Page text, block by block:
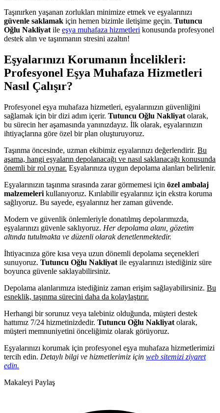
Taşınırken yaşanan zorlukları minimize etmek ve eşyalarınızı
güvenle saklamak için hemen bizimle iletişime geçin. Tutuncu
Oğlu Nakliyat ile eşya muhafaza hizmetleri konusunda profesyonel
destek alın ve taşınmanın stresini azaltın!
Eşyalarınızı Korumanın İncelikleri:
Profesyonel Eşya Muhafaza Hizmetleri
Nasıl Çalışır?
Profesyonel eşya muhafaza hizmetleri, eşyalarınızın güvenliğini
sağlamak için bir dizi adım içerir. Tutuncu Oğlu Nakliyat olarak,
bu sürecin her aşamasında yanınızdayız. İlk olarak, eşyalarınızın
ihtiyaçlarına göre özel bir plan oluşturuyoruz.
Taşınma öncesinde, uzman ekibimiz eşyalarınızı değerlendirir. Bu
aşama, hangi eşyaların depolanacağı ve nasıl saklanacağı konusunda
önemli bir rol oynar. Eşyalarınıza uygun depolama alanları belirlenir.
Eşyalarınızın taşınma sırasında zarar görmemesi için özel ambalaj
malzemeleri kullanıyoruz. Kırılabilir eşyalarınız için ekstra koruma
sağlıyoruz. Bu sayede, eşyalarınız her zaman güvende.
Modern ve güvenlik önlemleriyle donatılmış depolarımızda,
eşyalarınızı güvenle saklıyoruz. Her depolama alanı, gözetim
altında tutulmakta ve düzenli olarak denetlenmektedir.
İhtiyacınıza göre kısa veya uzun dönemli depolama seçenekleri
sunuyoruz. Tutuncu Oğlu Nakliyat ile eşyalarınızı istediğiniz süre
boyunca güvenle saklayabilirsiniz.
Depolama alanlarımıza istediğiniz zaman erişim sağlayabilirsiniz. Bu
esneklik, taşınma sürecini daha da kolaylaştırır.
Herhangi bir sorunuz veya talebiniz olduğunda, müşteri destek
hattımız 7/24 hizmetinizdedir. Tutuncu Oğlu Nakliyat olarak,
müşteri memnuniyetini önceliğimiz olarak görüyoruz.
Eşyalarınızı korumak için profesyonel eşya muhafaza hizmetlerimizi
tercih edin. Detaylı bilgi ve hizmetlerimiz için web sitemizi ziyaret
edin.
Makaleyi Paylaş